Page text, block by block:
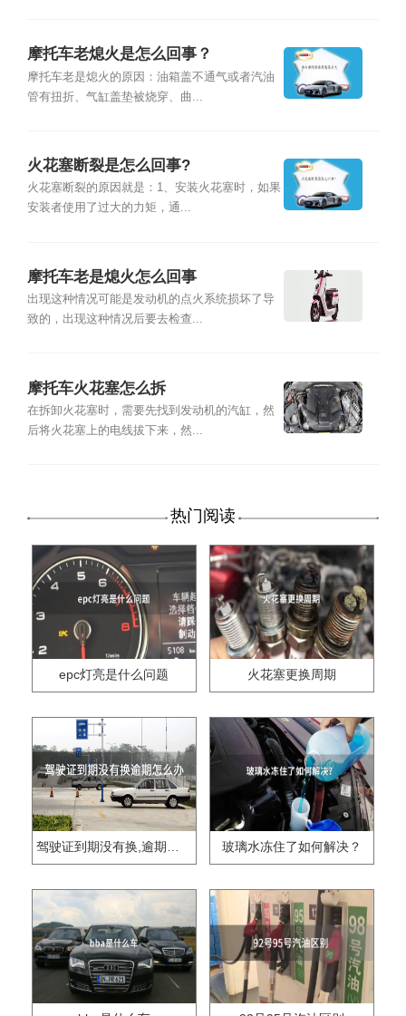
摩托车老熄火是怎么回事？
摩托车老是熄火的原因：油箱盖不通气或者汽油
管有扭折、气缸盖垫被烧穿、曲...
火花塞断裂是怎么回事?
火花塞断裂的原因就是：1、安装火花塞时，如果
安装者使用了过大的力矩，通...
摩托车老是熄火怎么回事
出现这种情况可能是发动机的点火系统损坏了导
致的，出现这种情况后要去检查...
摩托车火花塞怎么拆
在拆卸火花塞时，需要先找到发动机的汽缸，然
后将火花塞上的电线拔下来，然...
热门阅读
epc灯亮是什么问题 火花塞更换周期
驾驶证到期没有换,逾期怎么办?? 玻璃水冻住了如何解决？